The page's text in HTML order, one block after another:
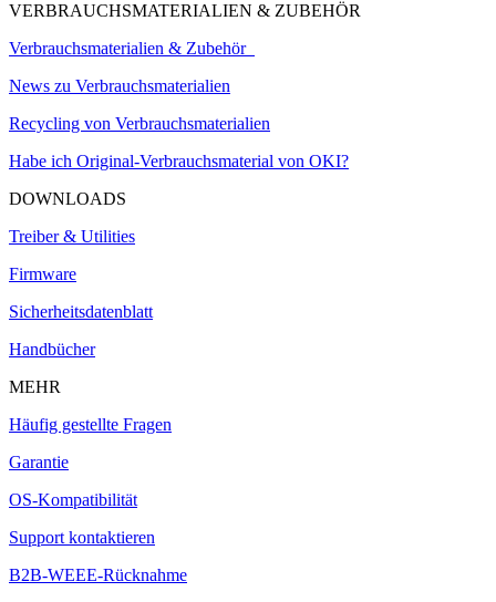
VERBRAUCHSMATERIALIEN & ZUBEHÖR
Verbrauchsmaterialien & Zubehör
News zu Verbrauchsmaterialien
Recycling von Verbrauchsmaterialien
Habe ich Original-Verbrauchsmaterial von OKI?
DOWNLOADS
Treiber & Utilities
Firmware
Sicherheitsdatenblatt
Handbücher
MEHR
Häufig gestellte Fragen
Garantie
OS-Kompatibilität
Support kontaktieren
B2B-WEEE-Rücknahme